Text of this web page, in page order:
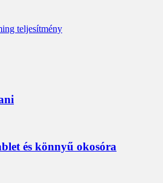
teljesítmény
és könnyű okosóra